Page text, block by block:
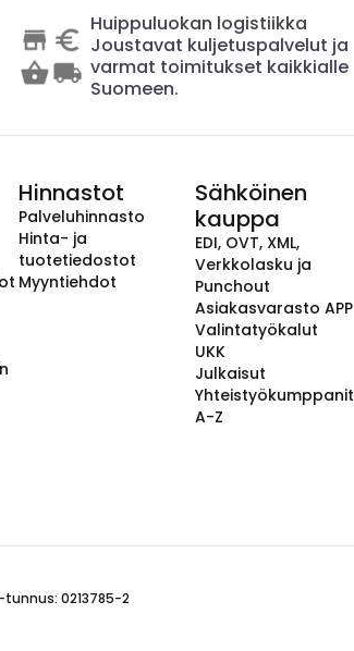
Huippuluokan logistiikka
Joustavat kuljetuspalvelut ja
varmat toimitukset kaikkialle
Suomeen.
Hinnastot
Palveluhinnasto
Hinta- ja
tuotetiedostot
Myyntiehdot
Sähköinen
kauppa
EDI, OVT, XML,
Verkkolasku ja
Punchout
Asiakasvarasto APP
Valintatyökalut
UKK
Julkaisut
Yhteistyökumppanit
A-Z
tunnus: 0213785-2